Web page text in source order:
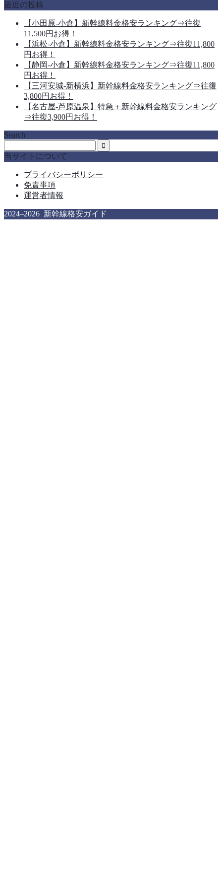
最近の投稿
【小田原-小倉】新幹線料金格安ランキング⇒往復
11,500円お得！
【浜松-小倉】新幹線料金格安ランキング⇒往復11,800
円お得！
【静岡-小倉】新幹線料金格安ランキング⇒往復11,800
円お得！
【三河安城-新横浜】新幹線料金格安ランキング⇒往復
3,800円お得！
【名古屋-芦原温泉】特急＋新幹線料金格安ランキング
⇒往復3,900円お得！
Search
当サイトについて
プライバシーポリシー
免責事項
運営者情報
2024–2026 新幹線格安ガイド